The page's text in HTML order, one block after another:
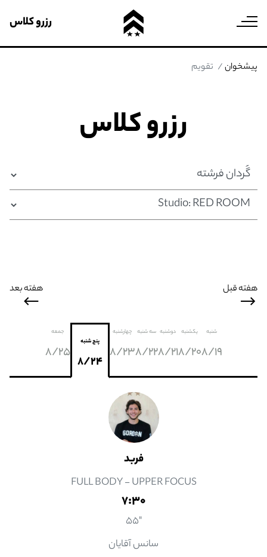
رزرو کلاس
پیشخوان تقویم
رزرو کلاس
هفته قبل هفته بعد
شنبه
8/19
یکشنبه
8/20
دوشنبه
8/21
سه شنبه
8/22
چهارشنبه
8/23
پنج شنبه
8/24
جمعه
8/25
فربد
FULL BODY - UPPER FOCUS
7:30
"55
سانس آقایان